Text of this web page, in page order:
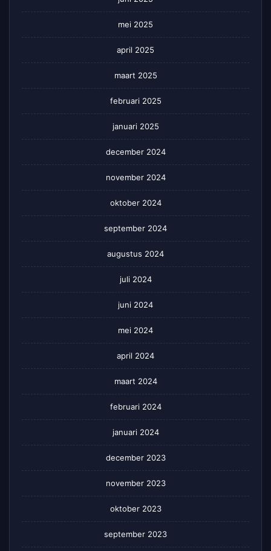
mei 2025
april 2025
maart 2025
februari 2025
januari 2025
december 2024
november 2024
oktober 2024
september 2024
augustus 2024
juli 2024
juni 2024
mei 2024
april 2024
maart 2024
februari 2024
januari 2024
december 2023
november 2023
oktober 2023
september 2023